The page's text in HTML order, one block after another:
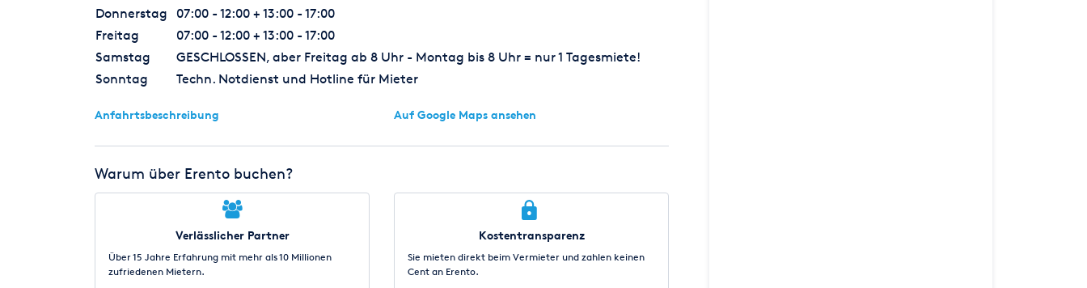
Donnerstag
07:00 - 12:00 + 13:00 - 17:00
Freitag
07:00 - 12:00 + 13:00 - 17:00
Samstag
GESCHLOSSEN, aber Freitag ab 8 Uhr - Montag bis 8 Uhr = nur 1 Tagesmiete!
Sonntag
Techn. Notdienst und Hotline für Mieter
Anfahrtsbeschreibung Auf Google Maps ansehen
Warum über Erento buchen?
Verlässlicher Partner
Über 15 Jahre Erfahrung mit mehr als 10 Millionen
zufriedenen Mietern.
Kostentransparenz
Sie mieten direkt beim Vermieter und zahlen keinen
Cent an Erento.